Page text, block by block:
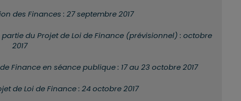
des Finances : 27 septembre 2017
partie du Projet de Loi de Finance (prévisionnel) : octobre
2017
Finance en séance publique : 17 au 23 octobre 2017
de Loi de Finance : 24 octobre 2017